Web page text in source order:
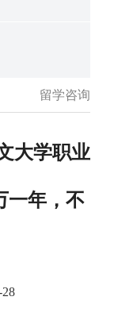
留学咨询
大学职业
一年，不